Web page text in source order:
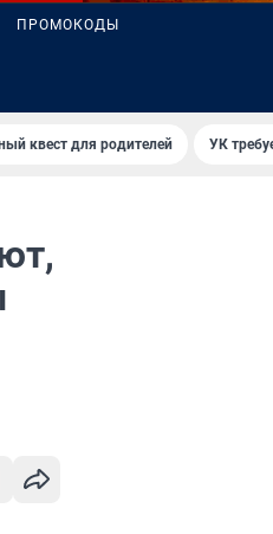
ПРОМОКОДЫ
квест для родителей УК